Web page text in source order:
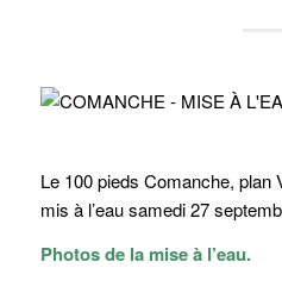
Le 100 pieds Comanche, plan
mis à l’eau samedi 27
Photos de la mise à l’eau.